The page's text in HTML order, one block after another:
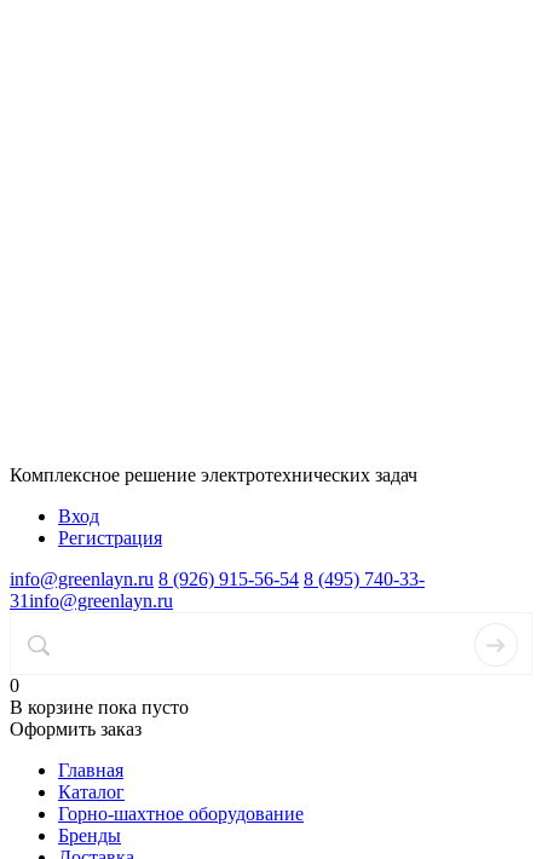
Комплексное решение электротехнических задач
Вход
Регистрация
info@greenlayn.ru 8 (926) 915-56-54 8 (495) 740-33-
31info@greenlayn.ru
0
В корзине пока пусто
Оформить заказ
Главная
Каталог
Горно-шахтное оборудование
Бренды